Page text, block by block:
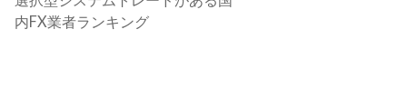
内FX業者ランキング